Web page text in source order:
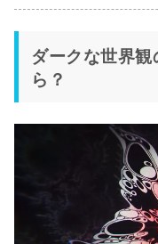
ダークな世界
ら？